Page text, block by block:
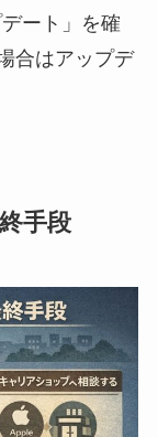
ート」を確
合はアップデ
手段